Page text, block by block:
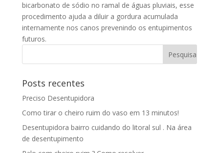
bicarbonato de sódio no ramal de águas pluviais, esse
procedimento ajuda a diluir a gordura acumulada
internamente nos canos prevenindo os entupimentos
futuros.
Posts recentes
Preciso Desentupidora
Como tirar o cheiro ruim do vaso em 13 minutos!
Desentupidora bairro cuidando do litoral sul . Na área
de desentupimento